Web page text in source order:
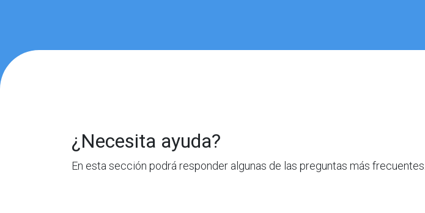
¿Necesita ayuda?
En esta sección podrá responder algunas de las preguntas más frecuentes.